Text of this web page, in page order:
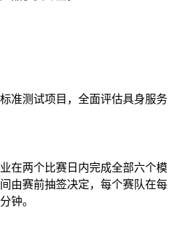
准测试项目，全面评估具身服务
在两个比赛日内完成全部六个模
由赛前抽签决定，每个赛队在每
钟。